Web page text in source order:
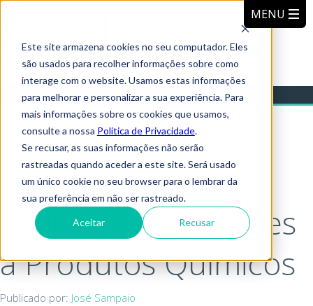
Este site armazena cookies no seu computador. Eles
são usados para recolher informações sobre como
interage com o website. Usamos estas informações
para melhorar e personalizar a sua experiência. Para
mais informações sobre os cookies que usamos,
consulte a nossa Política de Privacidade.
Se recusar, as suas informações não serão
rastreadas quando aceder a este site. Será usado
um único cookie no seu browser para o lembrar da
sua preferência em não ser rastreado.
Aceitar Recusar
Impressão de
Etiquetas Resistentes
a Produtos Químicos
Publicado por: José Sampaio